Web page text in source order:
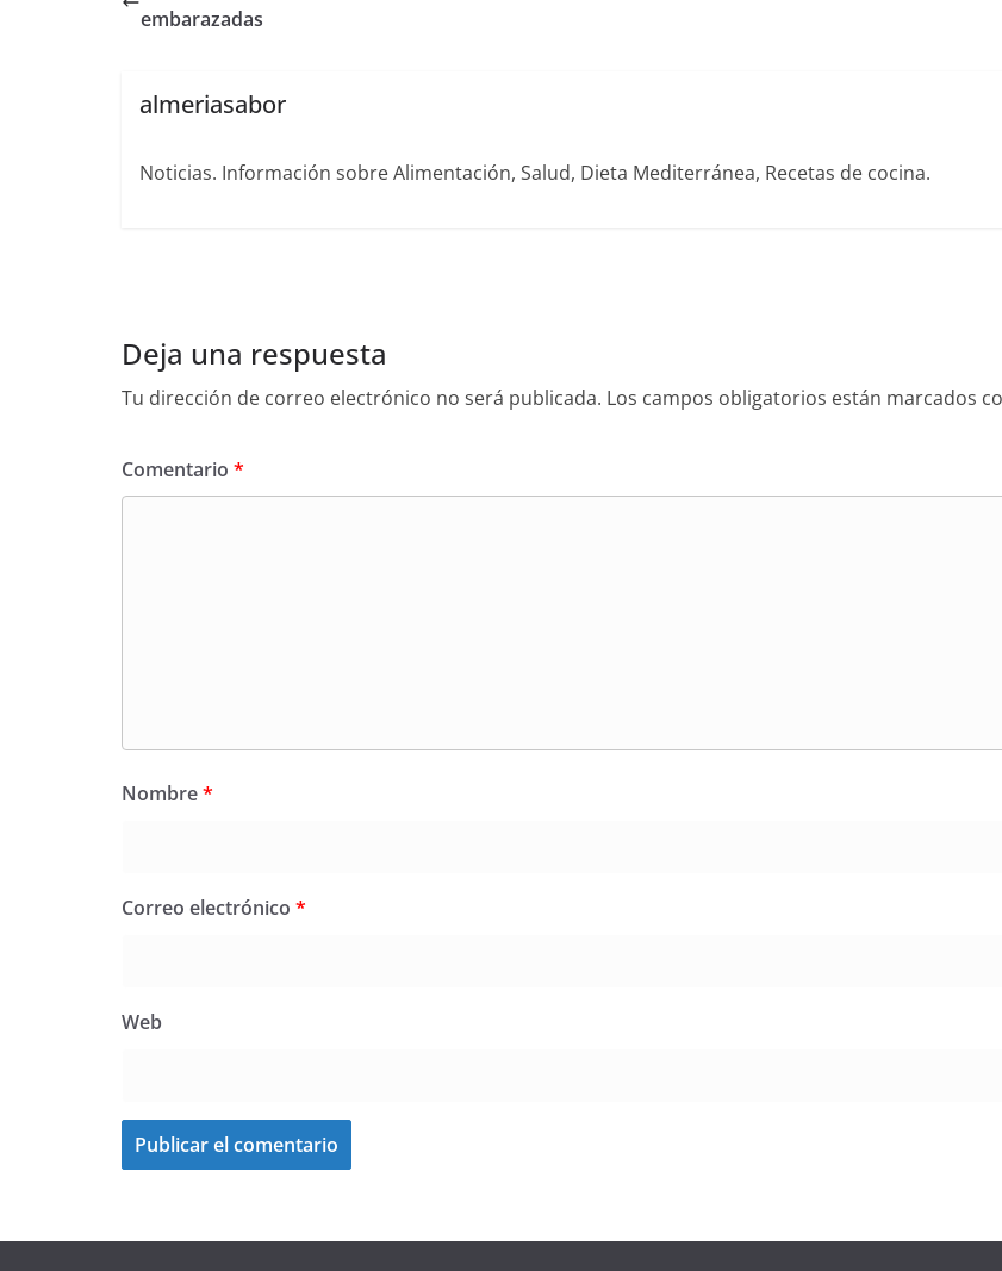
embarazadas
almeriasabor
Noticias. Información sobre Alimentación, Salud, Dieta Mediterránea, Recetas de cocina.
Deja una respuesta
Tu dirección de correo electrónico no será publicada. Los campos obligatorios están marcados
Comentario *
Nombre*
Correo electrónico *
Web